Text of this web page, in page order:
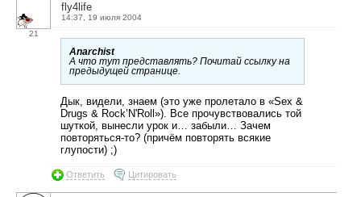
21
fly4life
14:37, 19 июля 2004
Anarchist
А что тут представлять? Почитай ссылку на
предыдущей странице.
Дык, видели, знаем (это уже пролетало в «Sex &
Drugs & Rock’N'Roll»). Все прочувствовались той
шуткой, вынесли урок и… забыли… Зачем
повторяться-то? (причём повторять всякие
глупости) ;)
Ответить Цитировать